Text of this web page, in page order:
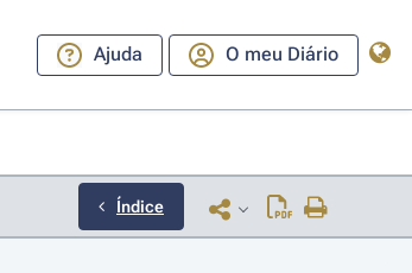
Ajuda O meu Diário
Índice